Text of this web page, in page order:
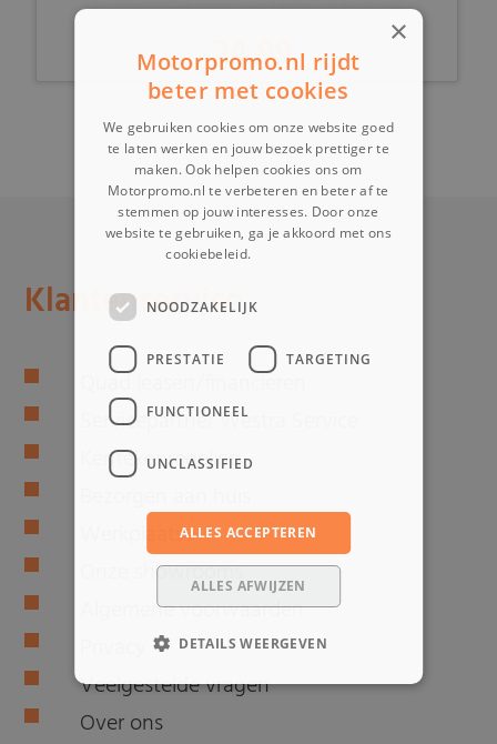
24,99
-
Klantenservice
Quad leasen/financieren
Servicepartner Westra Service
Kentekenregeling
Werkplaats
Onze showrooms
Algemene voorwaarden
Veelgestelde vragen
Over ons
×
Motorpromo.nl rijdt
beter met cookies
We gebruiken cookies om onze website goed
te laten werken en jouw bezoek prettiger te
maken. Ook helpen cookies ons om
Motorpromo.nl te verbeteren en beter af te
stemmen op jouw interesses. Door onze
website te gebruiken, ga je akkoord met ons
cookiebeleid.
NOODZAKELIJK
PRESTATIE TARGETING
FUNCTIONEEL
UNCLASSIFIED
ALLES ACCEPTEREN
ALLES AFWIJZEN
DETAILS WEERGEVEN